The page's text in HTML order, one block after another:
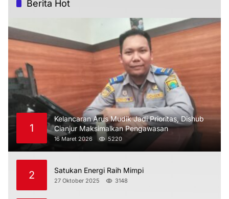
Berita Hot
1
Kelancaran Arus Mudik Jadi Prioritas, Dishub
Cianjur Maksimalkan Pengawasan
16 Maret 2026 5220
2 Satukan Energi Raih Mimpi
27 Oktober 2025 3148